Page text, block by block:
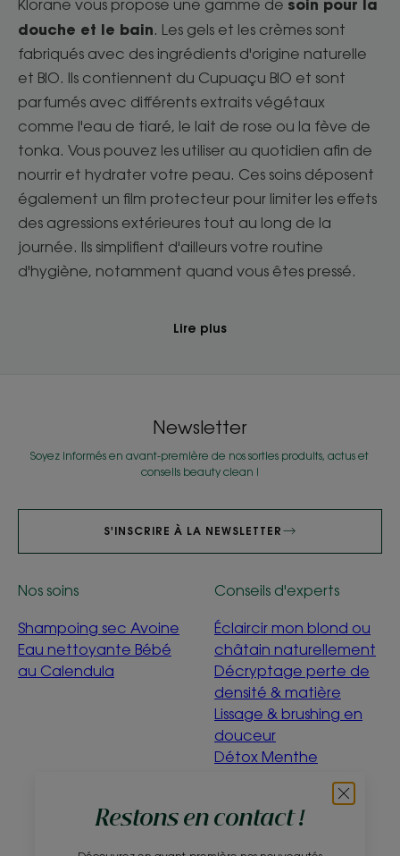
Klorane vous propose une gamme de soin pour la
douche et le bain. Les gels et les crèmes sont
fabriqués avec des ingrédients d'origine naturelle
et BIO. Ils contiennent du Cupuaçu BIO et sont
parfumés avec différents extraits végétaux
comme l'eau de tiaré, le lait de rose ou la fève de
tonka. Vous pouvez les utiliser au quotidien afin de
nourrir et hydrater votre peau. Ces soins déposent
également un film protecteur pour limiter les effets
des agressions extérieures tout au long de la
journée. Ils simplifient d'ailleurs votre routine
d'hygiène, notamment quand vous êtes pressé.
Lire plus
Restons en contact !
Newsletter
Soyez informés en avant-première de nos sorties produits, actus et
conseils beauty clean !
S'INSCRIRE À LA NEWSLETTER
Nos soins
Shampoing sec Avoine
Eau nettoyante Bébé
au Calendula
Conseils d'experts
Éclaircir mon blond ou
châtain naturellement
Décryptage perte de
densité & matière
Lissage & brushing en
douceur
Détox Menthe
C'est quoi être éco-
conçu ?